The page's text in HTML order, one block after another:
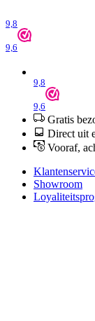
9,8
9,6
9,8
9,6
Gratis
Direct uit
Vooraf,
Showroom